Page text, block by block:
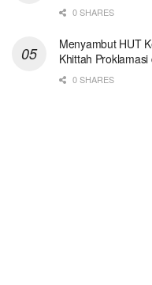
0 SHARES
Menyambut HUT
Khittah
0 SHARES